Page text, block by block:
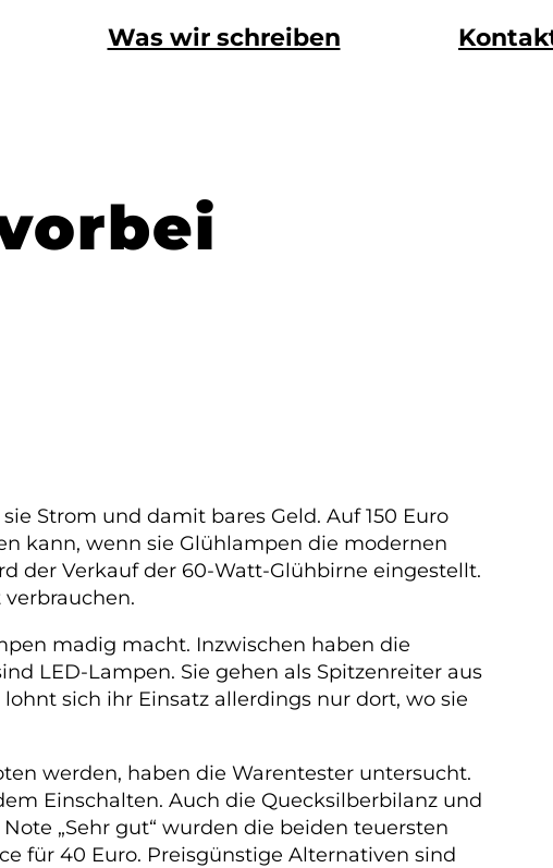
Was wir schreiben
Strom und damit bares Geld. Auf 150 Euro
kann, wenn sie Glühlampen die modernen
der Verkauf der 60-Watt-Glühbirne eingestellt.
madig macht. Inzwischen haben die
LED-Lampen. Sie gehen als Spitzenreiter aus
sich ihr Einsatz allerdings nur dort, wo sie
werden, haben die Warentester untersucht.
Einschalten. Auch die Quecksilberbilanz und
„Sehr gut“ wurden die beiden teuersten
für 40 Euro. Preisgünstige Alternativen sind